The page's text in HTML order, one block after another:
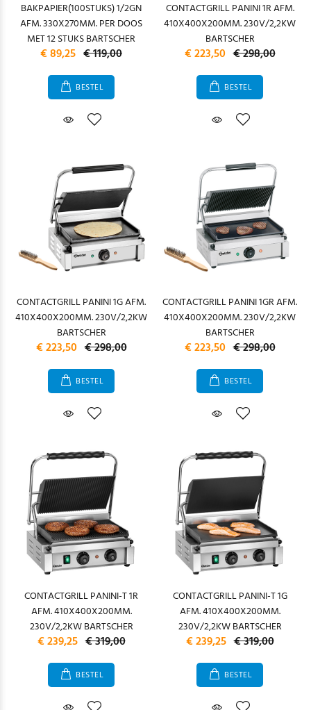
BAKPAPIER(100STUKS) 1/2GN
AFM. 330X270MM. PER DOOS
MET 12 STUKS BARTSCHER
€ 89,25 € 119,00
BESTEL
CONTACTGRILL PANINI 1R AFM.
410X400X200MM. 230V/2,2KW
BARTSCHER
€ 223,50 € 298,00
BESTEL
CONTACTGRILL PANINI 1G AFM.
410X400X200MM. 230V/2,2KW
BARTSCHER
€ 223,50 € 298,00
BESTEL
CONTACTGRILL PANINI 1GR AFM.
410X400X200MM. 230V/2,2KW
BARTSCHER
€ 223,50 € 298,00
BESTEL
CONTACTGRILL PANINI-T 1R
AFM. 410X400X200MM.
230V/2,2KW BARTSCHER
€ 239,25 € 319,00
BESTEL
CONTACTGRILL PANINI-T 1G
AFM. 410X400X200MM.
230V/2,2KW BARTSCHER
€ 239,25 € 319,00
BESTEL